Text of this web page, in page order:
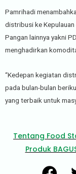
Pamrihadi
distribusi ke
Pangan lainnya yakni
menghadirkan
“Kedepan kegiatan
pada bulan-bulan
yang terbaik untuk
Tentang Food
Produk